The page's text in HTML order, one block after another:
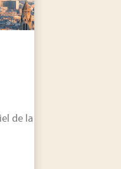
en cage auxarticle de cette
de la capitale est